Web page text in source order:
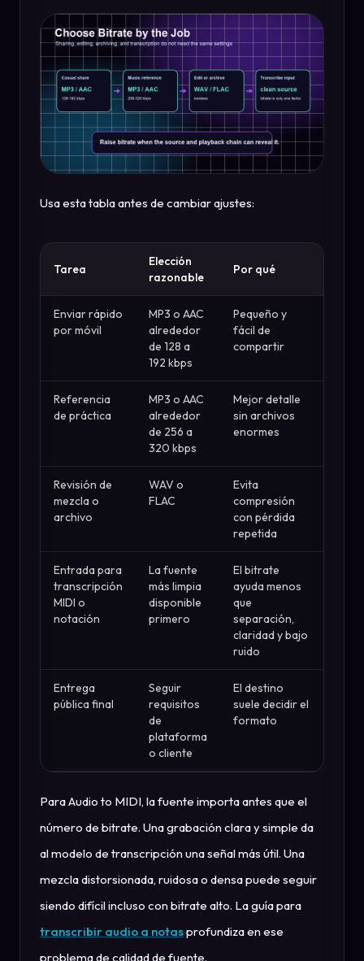
Usa esta tabla antes de cambiar ajustes:
Tarea
Elección
razonable
Por qué
Enviar rápido
por móvil
MP3 o AAC
alrededor
de 128 a
192 kbps
Pequeño y
fácil de
compartir
Referencia
de práctica
MP3 o AAC
alrededor
de 256 a
320 kbps
Mejor detalle
sin archivos
enormes
Revisión de
mezcla o
archivo
WAV o
FLAC
Evita
compresión
con pérdida
repetida
Entrada para
transcripción
MIDI o
notación
La fuente
más limpia
disponible
primero
El bitrate
ayuda menos
que
separación,
claridad y bajo
ruido
Entrega
pública final
Seguir
requisitos
de
plataforma
o cliente
El destino
suele decidir el
formato
Para Audio to MIDI, la fuente importa antes que el
número de bitrate. Una grabación clara y simple da
al modelo de transcripción una señal más útil. Una
mezcla distorsionada, ruidosa o densa puede seguir
siendo difícil incluso con bitrate alto. La guía para
transcribir audio a notasprofundiza en ese
problema de calidad de fuente.